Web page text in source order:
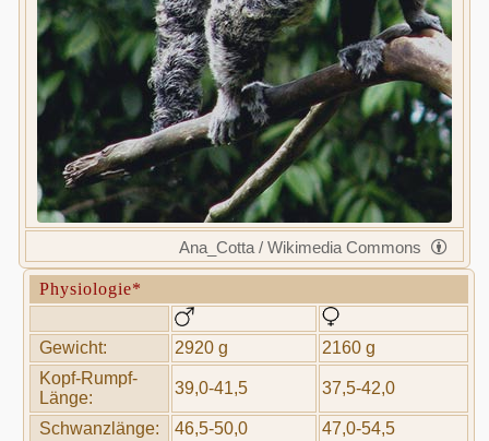
Ana_Cotta / Wikimedia Commons
Physiologie*
Gewicht: 2920 g
2160 g
Kopf-Rumpf-
Länge:
39,0-41,5 37,5-42,0
Schwanzlänge: 46,5-50,0 47,0-54,5